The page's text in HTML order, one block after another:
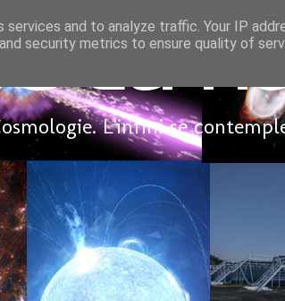
là
L'infini se
and to analyze traffic. Your IP
security metrics to ensure quality of